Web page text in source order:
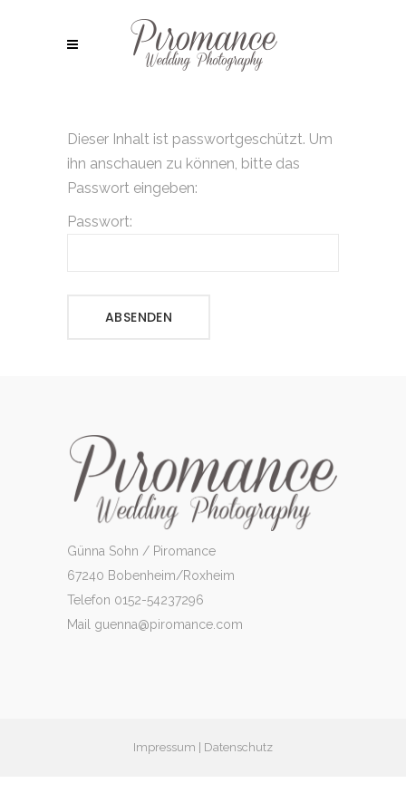
Dieser Inhalt ist passwortgeschützt. Um
ihn anschauen zu können, bitte das
Passwort eingeben:
Passwort:
Günna Sohn / Piromance
67240 Bobenheim/Roxheim
Telefon 0152-54237296
Mail guenna@piromance.com
Impressum Datenschutz